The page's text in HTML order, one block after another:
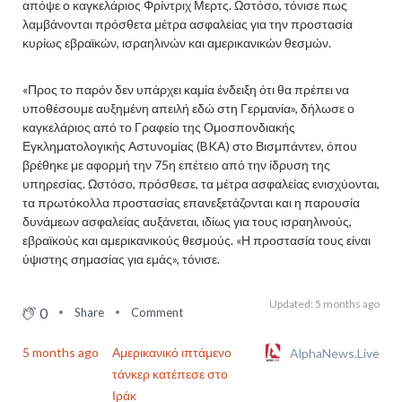
απόψε ο καγκελάριος Φρίντριχ Μερτς. Ωστόσο, τόνισε πως
λαμβάνονται πρόσθετα μέτρα ασφαλείας για την προστασία
κυρίως εβραϊκών, ισραηλινών και αμερικανικών θεσμών.
«Προς το παρόν δεν υπάρχει καμία ένδειξη ότι θα πρέπει να
υποθέσουμε αυξημένη απειλή εδώ στη Γερμανία», δήλωσε ο
καγκελάριος από το Γραφείο της Ομοσπονδιακής
Εγκληματολογικής Αστυνομίας (BKA) στο Βισμπάντεν, όπου
βρέθηκε με αφορμή την 75η επέτειο από την ίδρυση της
υπηρεσίας. Ωστόσο, πρόσθεσε, τα μέτρα ασφαλείας ενισχύονται,
τα πρωτόκολλα προστασίας επανεξετάζονται και η παρουσία
δυνάμεων ασφαλείας αυξάνεται, ιδίως για τους ισραηλινούς,
εβραϊκούς και αμερικανικούς θεσμούς. «Η προστασία τους είναι
ύψιστης σημασίας για εμάς», τόνισε.
Updated: 5 months ago
0 Share Comment
5 months ago
Αμερικανικό ιπτάμενο
τάνκερ κατέπεσε στο
Ιράκ
AlphaNews.Live